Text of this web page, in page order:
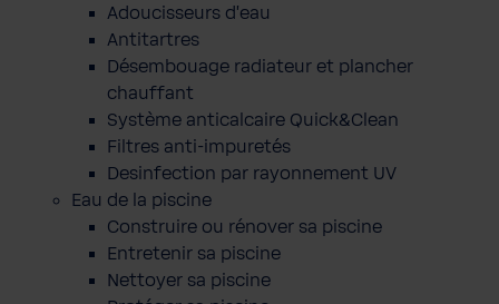
Adoucisseurs d'eau
Antitartres
Désembouage radiateur et plancher
chauffant
Système anticalcaire Quick&Clean
Filtres anti-impuretés
Desinfection par rayonnement UV
Eau de la piscine
Construire ou rénover sa piscine
Entretenir sa piscine
Nettoyer sa piscine